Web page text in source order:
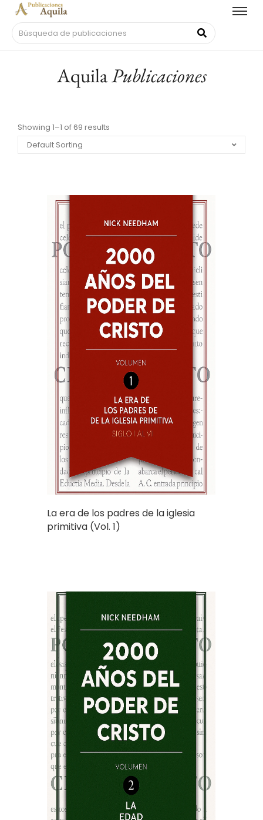
AquilaPublicaciones
Showing 1–1 of 69 results
La era de los padres de la iglesia
primitiva (Vol. 1)